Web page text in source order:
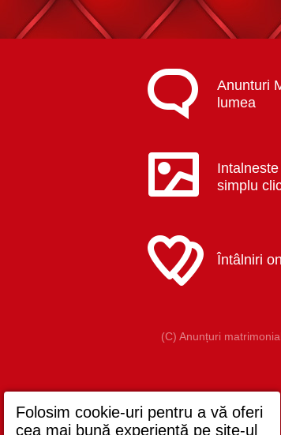
Anunturi
lumea
simplu
Întâlniri
(C) Anunțuri
Folosim cookie-uri pentru a vă oferi
cea mai bună experiență pe site-ul